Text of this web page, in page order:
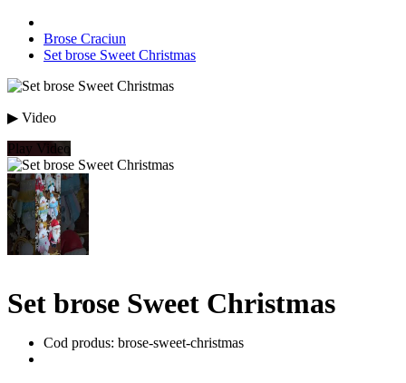
Brose Craciun
Set brose Sweet Christmas
▶ Video
Play Video
Set brose Sweet Christmas
Cod produs: brose-sweet-christmas